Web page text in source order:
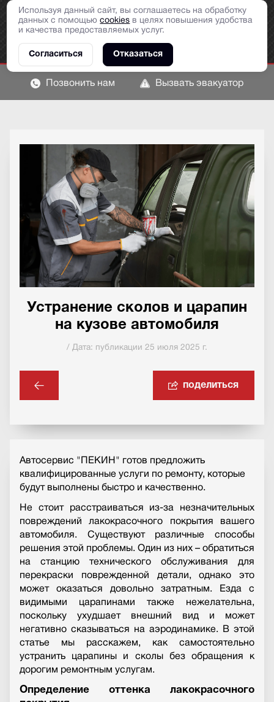
Позвонить нам Вызвать эвакуатор
Устранение сколов и царапин
на кузове автомобиля
/ Дата: публикации 25 июля 2025 г.
поделиться
Автосервис "ПЕКИН" готов предложить
квалифицированные услуги по ремонту, которые
будут выполнены быстро и качественно.
Не стоит расстраиваться из-за незначительных
повреждений лакокрасочного покрытия вашего
автомобиля. Существуют различные способы
решения этой проблемы. Один из них – обратиться
на станцию технического обслуживания для
перекраски поврежденной детали, однако это
может оказаться довольно затратным. Езда с
видимыми царапинами также нежелательна,
поскольку ухудшает внешний вид и может
негативно сказываться на аэродинамике. В этой
статье мы расскажем, как самостоятельно
устранить царапины и сколы без обращения к
дорогим ремонтным услугам.
Определение оттенка лакокрасочного
Используя данный сайт, вы соглашаетесь на обработку
данных с помощьюcookies в целях повышения удобства
и качества предоставляемых услуг.
Согласиться Отказаться